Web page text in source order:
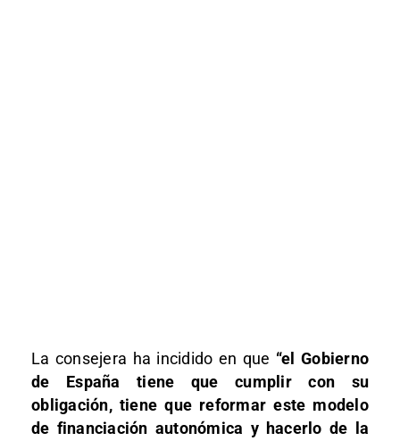
La consejera ha incidido en que “el Gobierno
de España tiene que cumplir con su
obligación, tiene que reformar este modelo
de financiación autonómica y hacerlo de la